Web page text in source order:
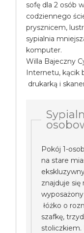
sofę dla 2 osób
codziennego
prysznicem,
sypialnia
komputer.
Willa Bajeczny
Internetu, kącik
drukarką i
Pokój 1-
na stare
znajduje się
łóżko o
szafkę,